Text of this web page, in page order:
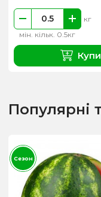
мін. кільк. 0.5кг
кг
Популярні
Сезон